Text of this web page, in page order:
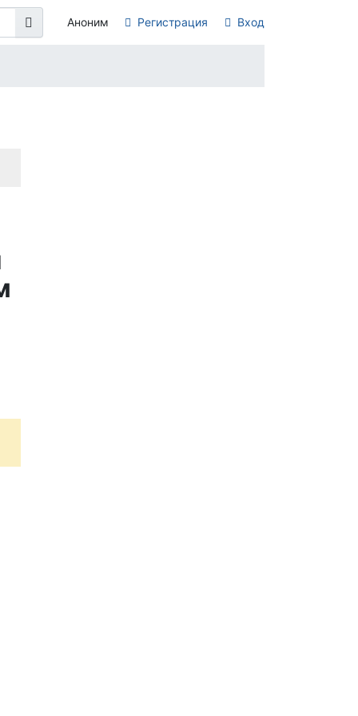
Аноним Регистрация Вход